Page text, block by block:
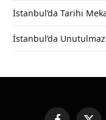
İstanbul’da Tarihi
İstanbul’da